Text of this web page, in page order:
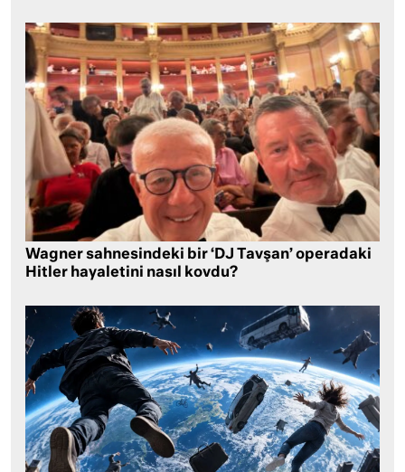
Wagner sahnesindeki bir ‘DJ Tavşan’ operadaki
Hitler hayaletini nasıl kovdu?